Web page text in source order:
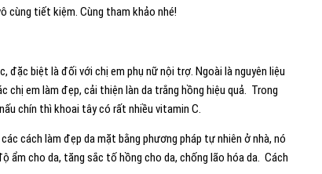
cùng tiết kiệm. Cùng tham khảo nhé!
biệt là đối với chị em phụ nữ nội trợ. Ngoài là nguyên liệu
em làm đẹp, cải thiện làn da trắng hồng hiệu quả. Trong
chín thì khoai tây có rất nhiều vitamin C.
cách làm đẹp da mặt bằng phương pháp tự nhiên ở nhà, nó
ẩm cho da, tăng sắc tố hồng cho da, chống lão hóa da. Cách